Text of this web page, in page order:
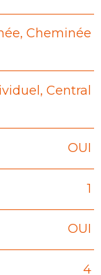
Cheminée
Central
OUI
1
OUI
4